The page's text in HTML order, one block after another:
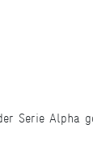
Serie